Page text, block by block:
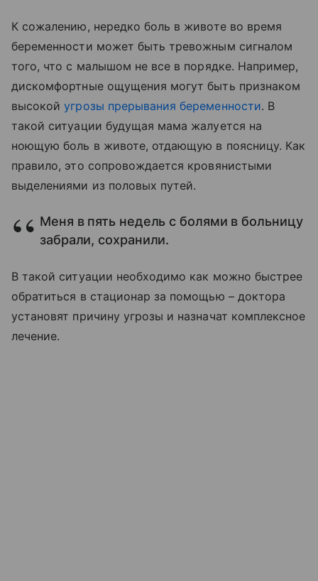
К сожалению, нередко боль в животе во время
беременности может быть тревожным сигналом
того, что с малышом не все в порядке. Например,
дискомфортные ощущения могут быть признаком
высокойугрозы прерывания беременности. В
такой ситуации будущая мама жалуется на
ноющую боль в животе, отдающую в поясницу. Как
правило, это сопровождается кровянистыми
выделениями из половых путей.
Меня в пять недель с болями в больницу
забрали, сохранили.
В такой ситуации необходимо как можно быстрее
обратиться в стационар за помощью – доктора
установят причину угрозы и назначат комплексное
лечение.